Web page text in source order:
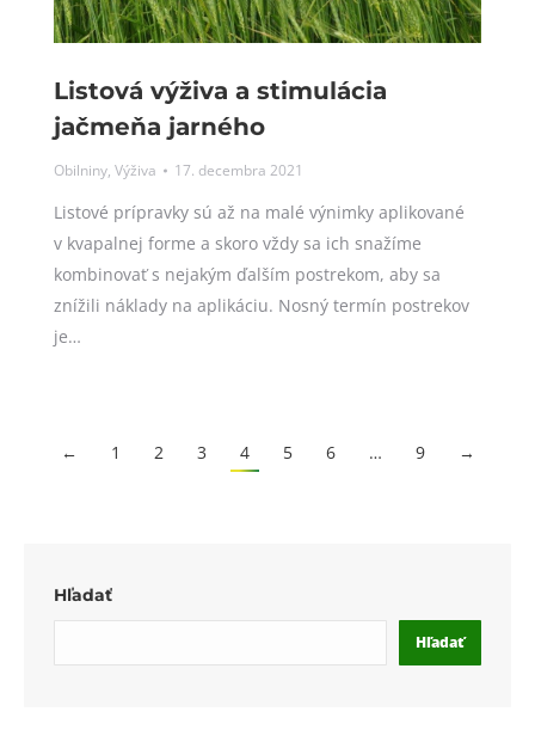
Listová výživa a stimulácia
jačmeňa jarného
Obilniny, Výživa 17. decembra 2021
Listové prípravky sú až na malé výnimky aplikované
v kvapalnej forme a skoro vždy sa ich snažíme
kombinovať s nejakým ďalším postrekom, aby sa
znížili náklady na aplikáciu. Nosný termín postrekov
je…
← 1 2 3 4 5 6 … 9 →
Hľadať
Hľadať